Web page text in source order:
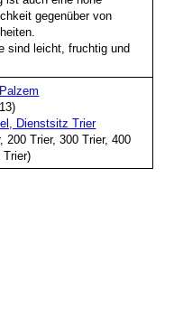
gegenüber von
sind leicht, fruchtig und
Dienstsitz Trier
200 Trier, 300 Trier, 400
Trier)